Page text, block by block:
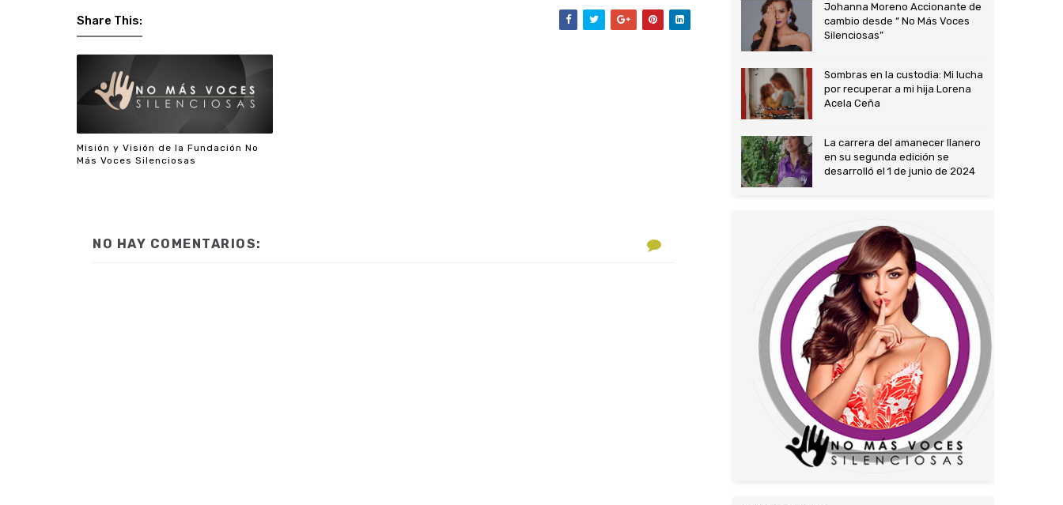
Share This:
Misión y Visión de la Fundación No
Más Voces Silenciosas
NO HAY COMENTARIOS:
Johanna Moreno Accionante de
cambio desde “ No Más Voces
Silenciosas”
Sombras en la custodia: Mi lucha
por recuperar a mi hija Lorena
Acela Ceña
La carrera del amanecer llanero
en su segunda edición se
desarrolló el 1 de junio de 2024